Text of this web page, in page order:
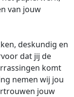
van jouw
deskundig en
dat jij de
komt
nemen wij jou
jouw